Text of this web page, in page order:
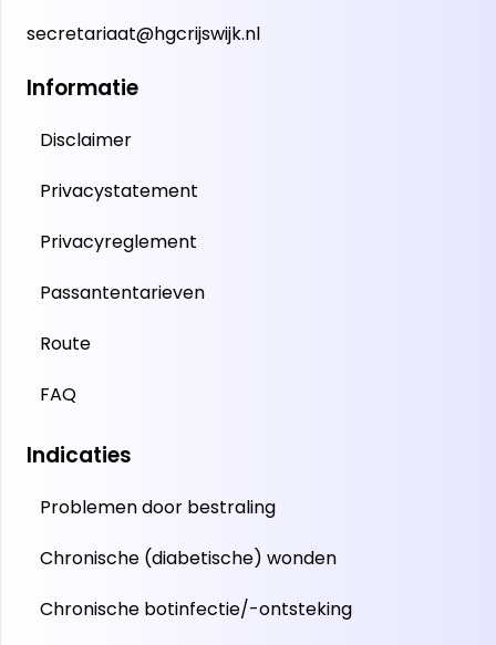
secretariaat@hgcrijswijk.nl
Informatie
Disclaimer
Privacystatement
Privacyreglement
Passantentarieven
Route
FAQ
Indicaties
Problemen door bestraling
Chronische (diabetische) wonden
Chronische botinfectie/-ontsteking